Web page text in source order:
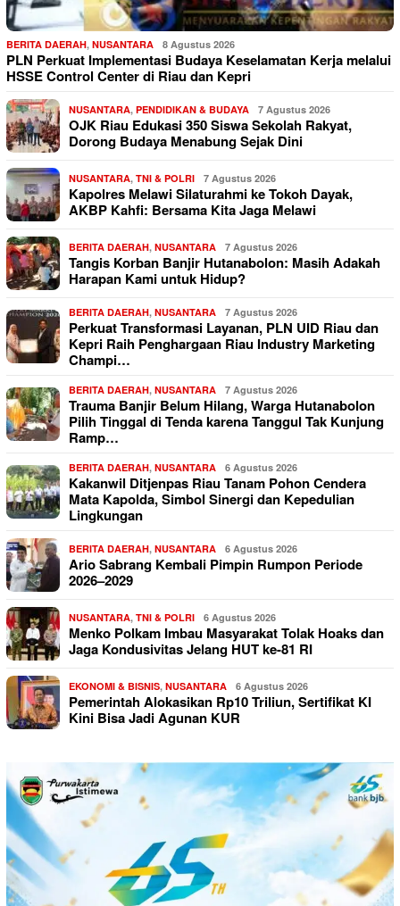
BERITA DAERAH, NUSANTARA 8 Agustus 2026
PLN Perkuat Implementasi Budaya Keselamatan Kerja melalui
HSSE Control Center di Riau dan Kepri
NUSANTARA, PENDIDIKAN & BUDAYA 7 Agustus 2026
OJK Riau Edukasi 350 Siswa Sekolah Rakyat,
Dorong Budaya Menabung Sejak Dini
NUSANTARA, TNI & POLRI 7 Agustus 2026
Kapolres Melawi Silaturahmi ke Tokoh Dayak,
AKBP Kahfi: Bersama Kita Jaga Melawi
BERITA DAERAH, NUSANTARA 7 Agustus 2026
Tangis Korban Banjir Hutanabolon: Masih Adakah
Harapan Kami untuk Hidup?
BERITA DAERAH, NUSANTARA 7 Agustus 2026
Perkuat Transformasi Layanan, PLN UID Riau dan
Kepri Raih Penghargaan Riau Industry Marketing
Champi…
BERITA DAERAH, NUSANTARA 7 Agustus 2026
Trauma Banjir Belum Hilang, Warga Hutanabolon
Pilih Tinggal di Tenda karena Tanggul Tak Kunjung
Ramp…
BERITA DAERAH, NUSANTARA 6 Agustus 2026
Kakanwil Ditjenpas Riau Tanam Pohon Cendera
Mata Kapolda, Simbol Sinergi dan Kepedulian
Lingkungan
BERITA DAERAH, NUSANTARA 6 Agustus 2026
Ario Sabrang Kembali Pimpin Rumpon Periode
2026–2029
NUSANTARA, TNI & POLRI 6 Agustus 2026
Menko Polkam Imbau Masyarakat Tolak Hoaks dan
Jaga Kondusivitas Jelang HUT ke-81 RI
EKONOMI & BISNIS, NUSANTARA 6 Agustus 2026
Pemerintah Alokasikan Rp10 Triliun, Sertifikat KI
Kini Bisa Jadi Agunan KUR